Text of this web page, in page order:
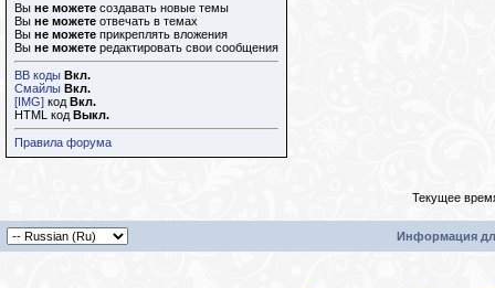
Вы не можете создавать новые темы
Вы не можете отвечать в темах
Вы не можете прикреплять вложения
Вы не можете редактировать свои сообщения
BB коды Вкл.
Смайлы Вкл.
[IMG] код Вкл.
HTML код Выкл.
Правила форума
Текущее
Информация